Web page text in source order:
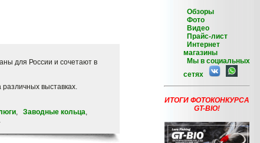
для России и сочетают в
выставках.
, Заводные кольца,
Обзоры
Фото
Видео
Прайс-лист
Интернет
магазины
Мы в социальных
сетях
ИТОГИ ФОТОКОНКУРСА
GT-BIO!